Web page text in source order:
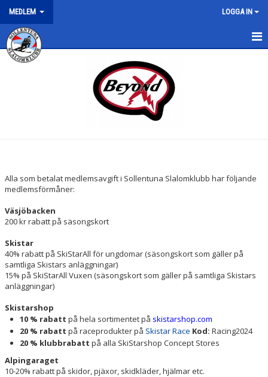
MEDLEM LOGGA IN
MEDLEMSKAP
ATT VÄLJA TRÄNINGSGRUPP
FÖRSÄKRINGAR
UTBILDNINGAR
Alla som betalat medlemsavgift i Sollentuna Slalomklubb har följande
medlemsförmåner:
Väsjöbacken
200 kr rabatt på säsongskort
Skistar
40% rabatt på SkiStarAll för ungdomar (säsongskort som gäller på
samtliga Skistars anläggningar)
15% på SkiStarAll Vuxen (säsongskort som gäller på samtliga Skistars
anläggningar)
Skistarshop
10 % rabatt på hela sortimentet på skistarshop.com
20 % rabatt på raceprodukter på Skistar Race Kod: Racing2024
20 % klubbrabatt på alla SkiStarshop Concept Stores
Alpingaraget
10-20% rabatt på skidor, pjäxor, skidkläder, hjälmar etc.